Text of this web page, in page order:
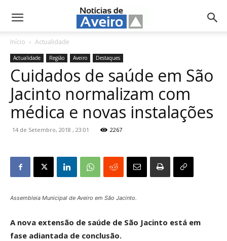
NotíciasdeAveiro.pt
Início Actualidade
Actualidade Região Aveiro Destaques
Cuidados de saúde em São
Jacinto normalizam com
médica e novas instalações
14 de Setembro, 2018 , 23:01 2267
Assembleia Municipal de Aveiro em São Jacinto.
A nova extensão de saúde de São Jacinto está em
fase adiantada de conclusão.